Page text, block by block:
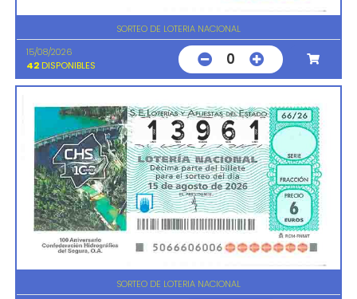
SORTEO DE LOTERIA NACIONAL
15/08/2026
42 DISPONIBLES 0
SORTEO DE LOTERIA NACIONAL